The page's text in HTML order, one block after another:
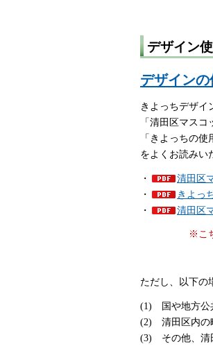
デザイン
デザイン
きよっちデザイ
「清田区マス
「きよっちの使
をよくお読みい
・
清田区
・
きよっ
・
清田区
※こ
ただし、以下の
(1) 国や地方公
(2) 清田区内の
(3) その他、清